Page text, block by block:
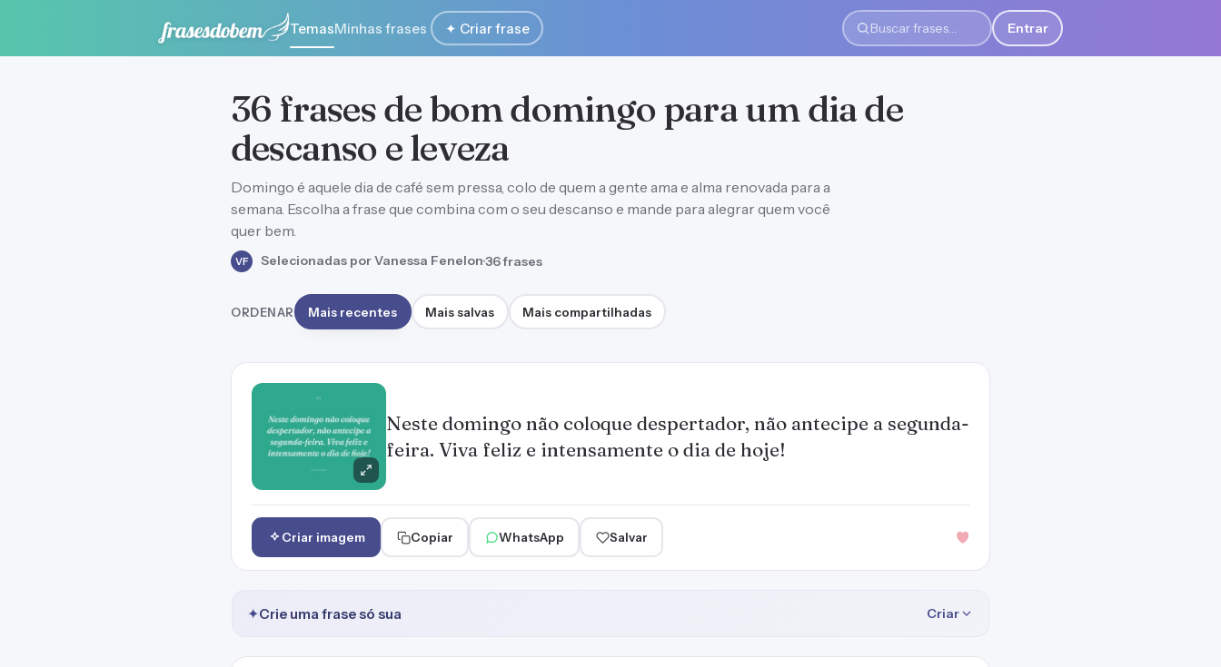
TemasMinhas frases ✦ Criar frase
Buscar frases
Entrar
36 frases de bom domingo para um dia de
descanso e leveza
Domingo é aquele dia de café sem pressa, colo de quem a gente ama e alma renovada para a
semana. Escolha a frase que combina com o seu descanso e mande para alegrar quem você
quer bem.
VF Selecionadas por Vanessa Fenelon·36 frases
ORDENAR Mais recentes Mais salvas Mais compartilhadas
Neste domingo não coloque despertador, não antecipe a segunda-
feira. Viva feliz e intensamente o dia de hoje!
Criar imagem Copiar WhatsApp Salvar
✦Crie uma frase só sua Criar